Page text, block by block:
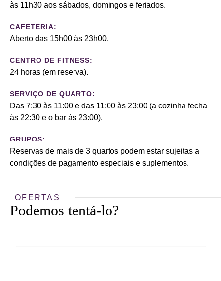
às 11h30 aos sábados, domingos e feriados.
CAFETERIA:
Aberto das 15h00 às 23h00.
CENTRO DE FITNESS:
24 horas (em reserva).
SERVIÇO DE QUARTO:
Das 7:30 às 11:00 e das 11:00 às 23:00 (a cozinha fecha
às 22:30 e o bar às 23:00).
GRUPOS:
Reservas de mais de 3 quartos podem estar sujeitas a
condições de pagamento especiais e suplementos.
OFERTAS
Podemos tentá-lo?